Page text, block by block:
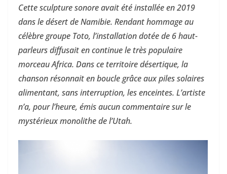
Cette sculpture sonore avait été installée en 2019
dans le désert de Namibie. Rendant hommage au
célèbre groupe Toto, l’installation dotée de 6 haut-
parleurs diffusait en continue le très populaire
morceau Africa. Dans ce territoire désertique, la
chanson résonnait en boucle grâce aux piles solaires
alimentant, sans interruption, les enceintes. L’artiste
n’a, pour l’heure, émis aucun commentaire sur le
mystérieux monolithe de l’Utah.